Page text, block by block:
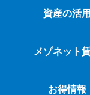
資産の活用
メゾネット
お得情報